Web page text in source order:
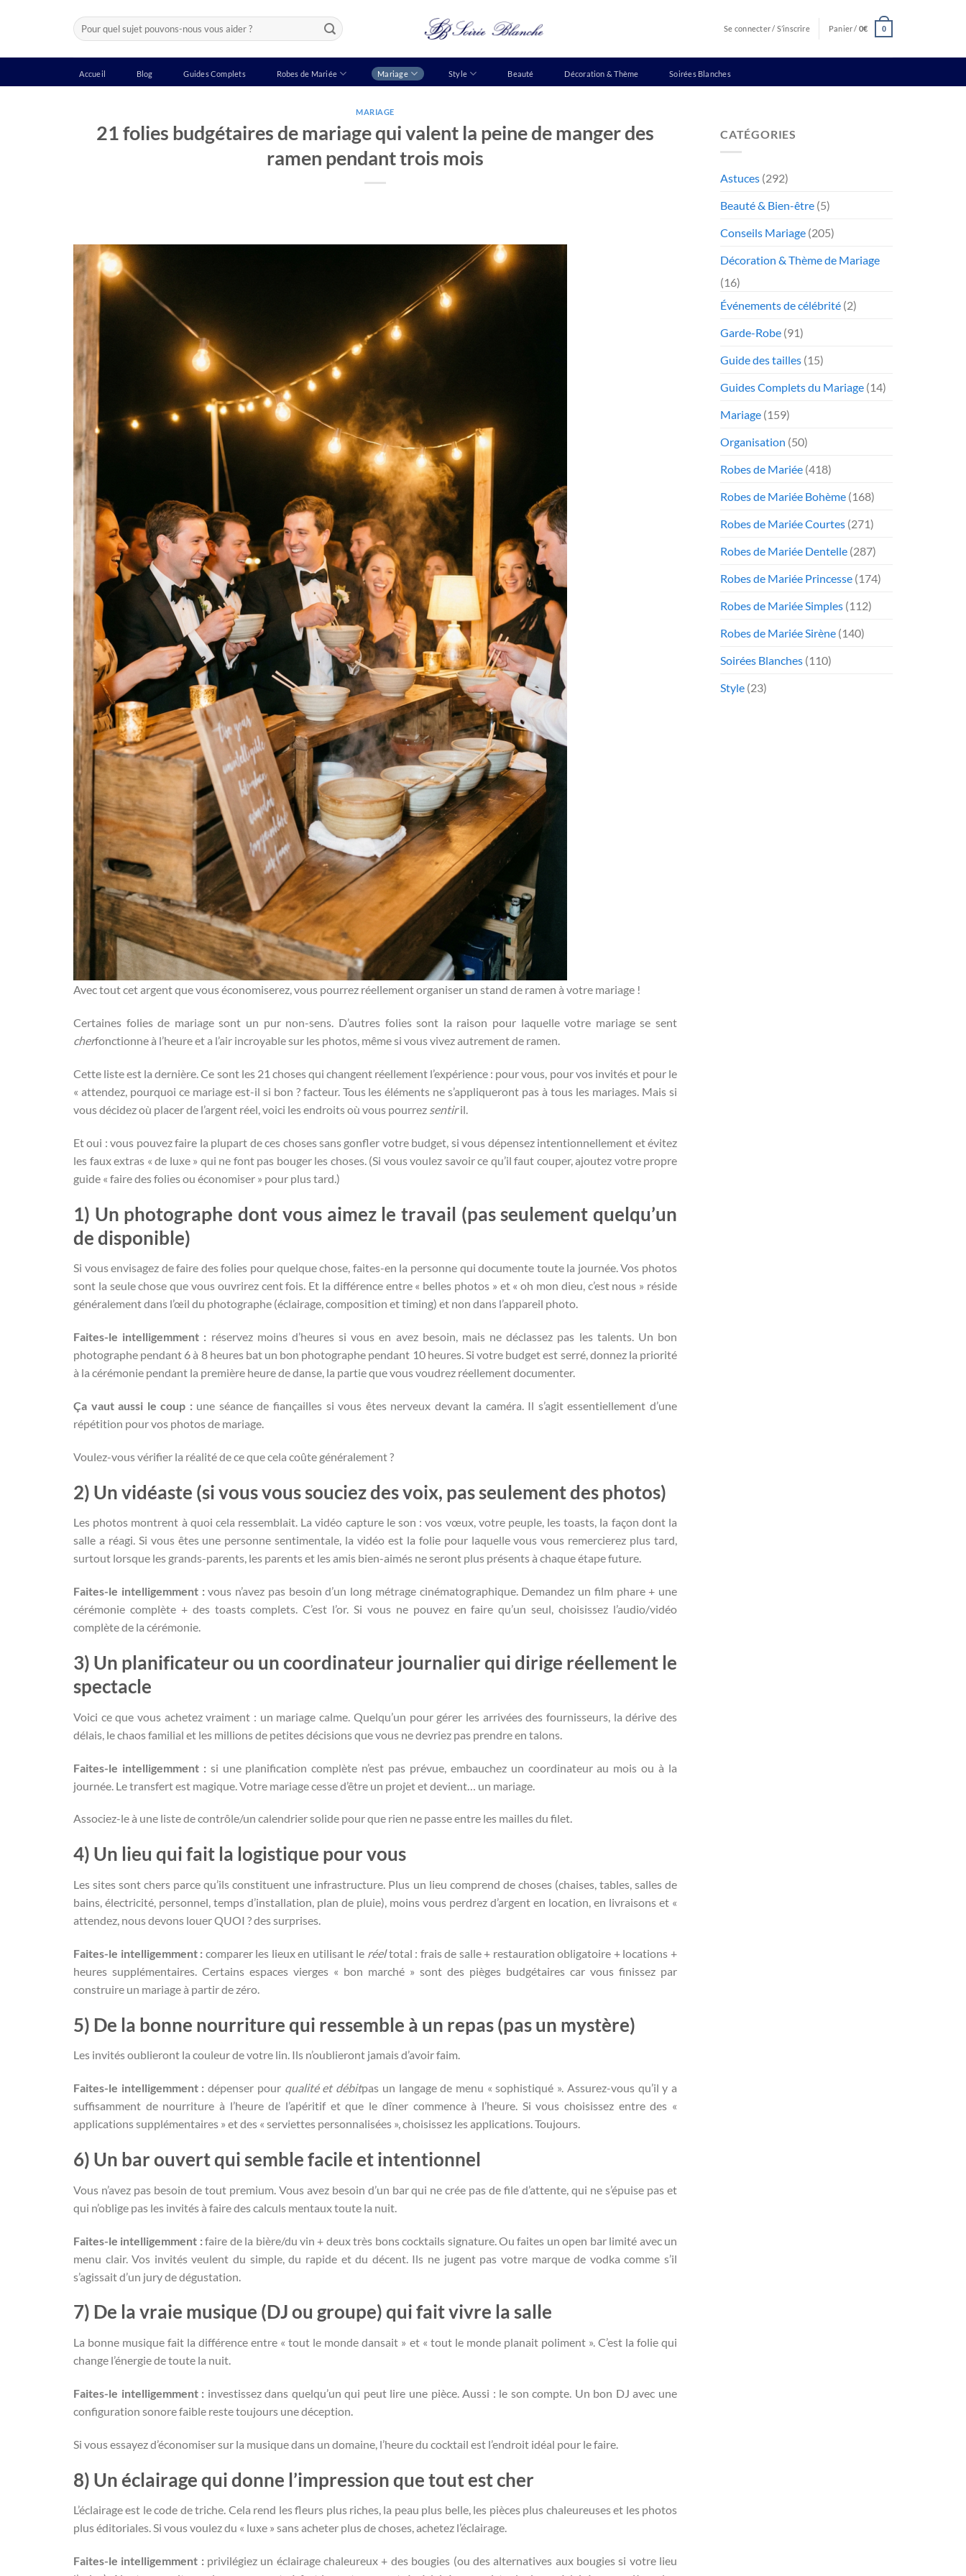
Recherche
pour :
Se connecter / S’inscrire Panier / 0€ 0
Accueil Blog Guides Complets Robes de Mariée Mariage Style Beauté Décoration & Thème Soirées Blanches
MARIAGE
21 folies budgétaires de mariage qui valent la peine de manger des
ramen pendant trois mois
Avec tout cet argent que vous économiserez, vous pourrez réellement organiser un stand de ramen à votre mariage !
Certaines folies de mariage sont un pur non-sens. D’autres folies sont la raison pour laquelle votre mariage se sent
cherfonctionne à l’heure et a l’air incroyable sur les photos, même si vous vivez autrement de ramen.
Cette liste est la dernière. Ce sont les 21 choses qui changent réellement l’expérience : pour vous, pour vos invités et pour le
« attendez, pourquoi ce mariage est-il si bon ? facteur. Tous les éléments ne s’appliqueront pas à tous les mariages. Mais si
vous décidez où placer de l’argent réel, voici les endroits où vous pourrez sentiril.
Et oui : vous pouvez faire la plupart de ces choses sans gonfler votre budget, si vous dépensez intentionnellement et évitez
les faux extras « de luxe » qui ne font pas bouger les choses. (Si vous voulez savoir ce qu’il faut couper, ajoutez votre propre
guide « faire des folies ou économiser » pour plus tard.)
1) Un photographe dont vous aimez le travail (pas seulement quelqu’un
de disponible)
Si vous envisagez de faire des folies pour quelque chose, faites-en la personne qui documente toute la journée. Vos photos
sont la seule chose que vous ouvrirez cent fois. Et la différence entre « belles photos » et « oh mon dieu, c’est nous » réside
généralement dans l’œil du photographe (éclairage, composition et timing) et non dans l’appareil photo.
Faites-le intelligemment : réservez moins d’heures si vous en avez besoin, mais ne déclassez pas les talents. Un bon
photographe pendant 6 à 8 heures bat un bon photographe pendant 10 heures. Si votre budget est serré, donnez la priorité
à la cérémonie pendant la première heure de danse, la partie que vous voudrez réellement documenter.
Ça vaut aussi le coup :une séance de fiançailles si vous êtes nerveux devant la caméra. Il s’agit essentiellement d’une
répétition pour vos photos de mariage.
Voulez-vous vérifier la réalité de ce que cela coûte généralement ?
2) Un vidéaste (si vous vous souciez des voix, pas seulement des photos)
Les photos montrent à quoi cela ressemblait. La vidéo capture le son : vos vœux, votre peuple, les toasts, la façon dont la
salle a réagi. Si vous êtes une personne sentimentale, la vidéo est la folie pour laquelle vous vous remercierez plus tard,
surtout lorsque les grands-parents, les parents et les amis bien-aimés ne seront plus présents à chaque étape future.
Faites-le intelligemment :vous n’avez pas besoin d’un long métrage cinématographique. Demandez un film phare + une
cérémonie complète + des toasts complets. C’est l’or. Si vous ne pouvez en faire qu’un seul, choisissez l’audio/vidéo
complète de la cérémonie.
3) Un planificateur ou un coordinateur journalier qui dirige réellement le
spectacle
Voici ce que vous achetez vraiment : un mariage calme. Quelqu’un pour gérer les arrivées des fournisseurs, la dérive des
délais, le chaos familial et les millions de petites décisions que vous ne devriez pas prendre en talons.
Faites-le intelligemment :si une planification complète n’est pas prévue, embauchez un coordinateur au mois ou à la
journée. Le transfert est magique. Votre mariage cesse d’être un projet et devient… un mariage.
Associez-le à une liste de contrôle/un calendrier solide pour que rien ne passe entre les mailles du filet.
4) Un lieu qui fait la logistique pour vous
Les sites sont chers parce qu’ils constituent une infrastructure. Plus un lieu comprend de choses (chaises, tables, salles de
bains, électricité, personnel, temps d’installation, plan de pluie), moins vous perdrez d’argent en location, en livraisons et «
attendez, nous devons louer QUOI ? des surprises.
Faites-le intelligemment : comparer les lieux en utilisant le réeltotal : frais de salle + restauration obligatoire + locations +
heures supplémentaires. Certains espaces vierges « bon marché » sont des pièges budgétaires car vous finissez par
construire un mariage à partir de zéro.
5) De la bonne nourriture qui ressemble à un repas (pas un mystère)
Les invités oublieront la couleur de votre lin. Ils n’oublieront jamais d’avoir faim.
Faites-le intelligemment : dépenser pour qualité et débitpas un langage de menu « sophistiqué ». Assurez-vous qu’il y a
suffisamment de nourriture à l’heure de l’apéritif et que le dîner commence à l’heure. Si vous choisissez entre des «
applications supplémentaires » et des « serviettes personnalisées », choisissez les applications. Toujours.
6) Un bar ouvert qui semble facile et intentionnel
Vous n’avez pas besoin de tout premium. Vous avez besoin d’un bar qui ne crée pas de file d’attente, qui ne s’épuise pas et
qui n’oblige pas les invités à faire des calculs mentaux toute la nuit.
Faites-le intelligemment :faire de la bière/du vin + deux très bons cocktails signature. Ou faites un open bar limité avec un
menu clair. Vos invités veulent du simple, du rapide et du décent. Ils ne jugent pas votre marque de vodka comme s’il
s’agissait d’un jury de dégustation.
7) De la vraie musique (DJ ou groupe) qui fait vivre la salle
La bonne musique fait la différence entre « tout le monde dansait » et « tout le monde planait poliment ». C’est la folie qui
change l’énergie de toute la nuit.
Faites-le intelligemment : investissez dans quelqu’un qui peut lire une pièce. Aussi : le son compte. Un bon DJ avec une
configuration sonore faible reste toujours une déception.
Si vous essayez d’économiser sur la musique dans un domaine, l’heure du cocktail est l’endroit idéal pour le faire.
8) Un éclairage qui donne l’impression que tout est cher
L’éclairage est le code de triche. Cela rend les fleurs plus riches, la peau plus belle, les pièces plus chaleureuses et les photos
plus éditoriales. Si vous voulez du « luxe » sans acheter plus de choses, achetez l’éclairage.
Faites-le intelligemment :privilégiez un éclairage chaleureux + des bougies (ou des alternatives aux bougies si votre lieu
CATÉGORIES
Astuces (292)
Beauté & Bien-être (5)
Conseils Mariage (205)
Décoration & Thème de Mariage
(16)
Événements de célébrité (2)
Garde-Robe (91)
Guide des tailles (15)
Guides Complets du Mariage (14)
Mariage (159)
Organisation (50)
Robes de Mariée (418)
Robes de Mariée Bohème (168)
Robes de Mariée Courtes (271)
Robes de Mariée Dentelle (287)
Robes de Mariée Princesse (174)
Robes de Mariée Simples (112)
Robes de Mariée Sirène (140)
Soirées Blanches (110)
Style (23)